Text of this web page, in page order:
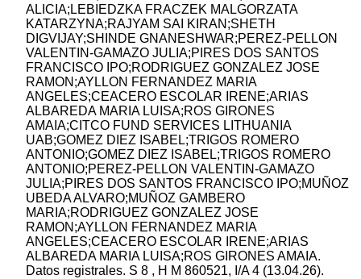
ALICIA;LEBIEDZKA FRACZEK MALGORZATA
KATARZYNA;RAJYAM SAI KIRAN;SHETH
DIGVIJAY;SHINDE GNANESHWAR;PEREZ-PELLON
VALENTIN-GAMAZO JULIA;PIRES DOS SANTOS
FRANCISCO IPO;RODRIGUEZ GONZALEZ JOSE
RAMON;AYLLON FERNANDEZ MARIA
ANGELES;CEACERO ESCOLAR IRENE;ARIAS
ALBAREDA MARIA LUISA;ROS GIRONES
AMAIA;CITCO FUND SERVICES LITHUANIA
UAB;GOMEZ DIEZ ISABEL;TRIGOS ROMERO
ANTONIO;GOMEZ DIEZ ISABEL;TRIGOS ROMERO
ANTONIO;PEREZ-PELLON VALENTIN-GAMAZO
JULIA;PIRES DOS SANTOS FRANCISCO IPO;MUÑOZ
UBEDA ALVARO;MUÑOZ GAMBERO
MARIA;RODRIGUEZ GONZALEZ JOSE
RAMON;AYLLON FERNANDEZ MARIA
ANGELES;CEACERO ESCOLAR IRENE;ARIAS
ALBAREDA MARIA LUISA;ROS GIRONES AMAIA.
Datos registrales. S 8 , H M 860521, I/A 4 (13.04.26).